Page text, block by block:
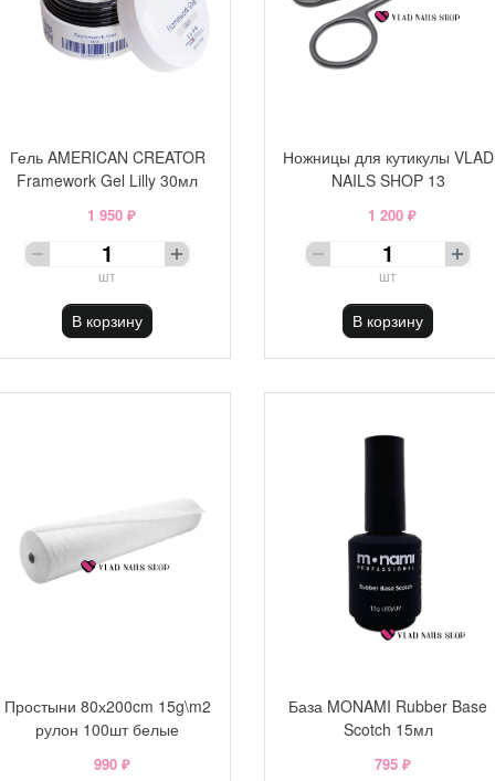
Гель AMERICAN CREATOR
Framework Gel Lilly 30мл
1 950 ₽
шт
В корзину
Ножницы для кутикулы VLAD
NAILS SHOP 13
1 200 ₽
шт
В корзину
Простыни 80х200cm 15g\m2
рулон 100шт белые
990 ₽
База MONAMI Rubber Base
Scotch 15мл
795 ₽